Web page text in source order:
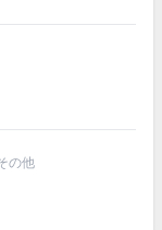
の他